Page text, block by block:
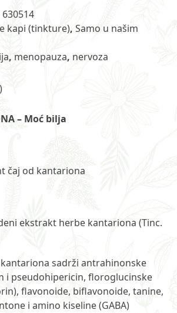
630514
kapi (tinkture),Samo u našim
, menopauza, nervoza
– Moć bilja
čaj od kantariona
ekstrakt herbe kantariona (Tinc.
sadrži antrahinonske
i pseudohipericin, floroglucinske
flavonoide, biflavonoide, tanine,
i amino kiseline (GABA)